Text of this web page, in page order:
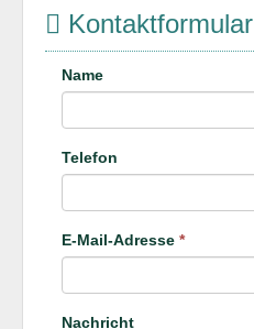
Kontaktformular
Name
Telefon
E-Mail-Adresse *
Nachricht